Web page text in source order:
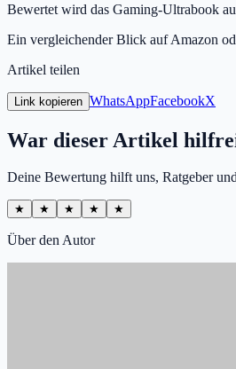
Bewertet wird das Gaming-Ultrabook
Ein vergleichender Blick auf Amazon
Artikel teilen
Link kopieren WhatsAppFacebookX
War dieser Artikel
Deine Bewertung hilft uns, Ratgeber
★ ★ ★ ★ ★
Über den Autor